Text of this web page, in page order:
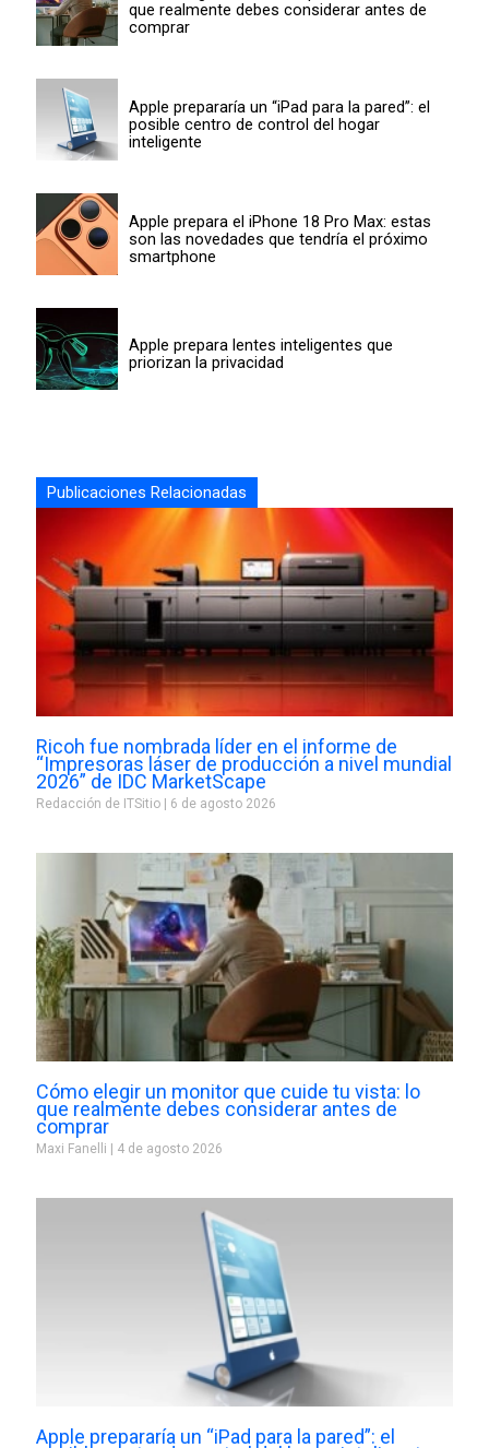
que realmente debes considerar antes de
comprar
Apple prepararía un “iPad para la pared”: el
posible centro de control del hogar
inteligente
Apple prepara el iPhone 18 Pro Max: estas
son las novedades que tendría el próximo
smartphone
Apple prepara lentes inteligentes que
priorizan la privacidad
Publicaciones Relacionadas
Ricoh fue nombrada líder en el informe de
“Impresoras láser de producción a nivel mundial
2026” de IDC MarketScape
Redacción de ITSitio 6 de agosto 2026
Cómo elegir un monitor que cuide tu vista: lo
que realmente debes considerar antes de
comprar
Maxi Fanelli 4 de agosto 2026
Apple prepararía un “iPad para la pared”: el